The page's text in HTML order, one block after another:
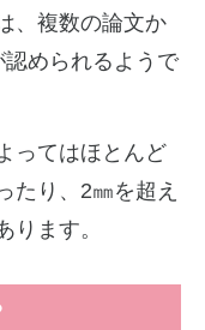
、複数の論文か
められるようで
ってはほとんど
たり、2㎜を超え
ります。